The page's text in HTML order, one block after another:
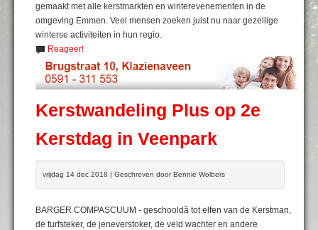
gemaakt met alle kerstmarkten en winterevenementen in de
omgeving Emmen. Veel mensen zoeken juist nu naar gezellige
winterse activiteiten in hun regio.
Reageer!
Kerstwandeling Plus op 2e
Kerstdag in Veenpark
vrijdag 14 dec 2018 | Geschreven door Bennie Wolbers
BARGER COMPASCUUM - geschooldâ tot elfen van de Kerstman,
de turfsteker, de jeneverstoker, de veld wachter en andere